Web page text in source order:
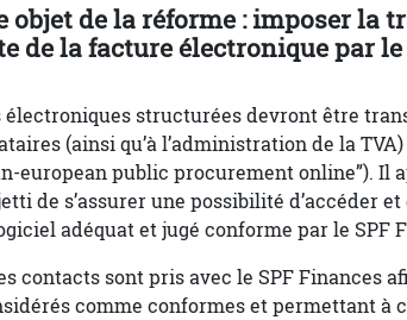
objet de la réforme : imposer la
de la facture électronique par le
électroniques structurées devront être
(ainsi qu’à l’administration de la
european public procurement online”). Il
de s’assurer une possibilité d’accéder
adéquat et jugé conforme par le SPF
contacts sont pris avec le SPF Finances
comme conformes et permettant à